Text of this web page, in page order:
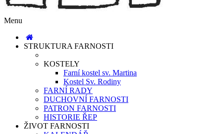
Menu
STRUKTURA FARNOSTI
KOSTELY
Farní kostel sv. Martina
Kostel Sv. Rodiny
FARNÍ RADY
DUCHOVNÍ FARNOSTI
PATRON FARNOSTI
HISTORIE ŘEP
ŽIVOT FARNOSTI